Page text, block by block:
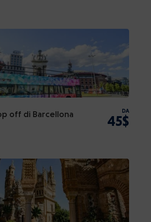
off di Barcellona DA
45$